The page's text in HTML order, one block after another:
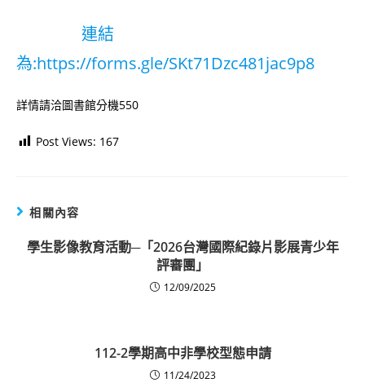
連結
為:https://forms.gle/SKt71Dzc481jac9p8
詳情請洽圖書館分機550
Post Views: 167
相關內容
學生影像教育活動─「2026台灣國際紀錄片影展青少年
評審團」
12/09/2025
112-2學期高中非學校型態申請
11/24/2023